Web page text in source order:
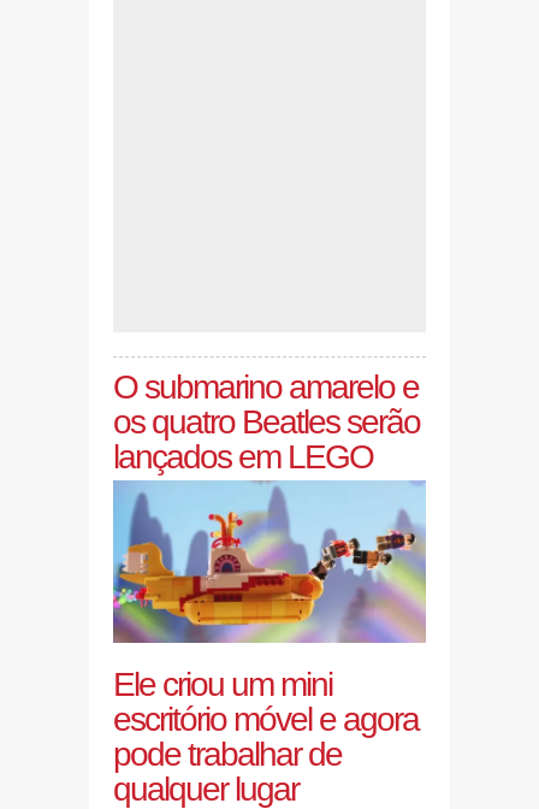
O submarino amarelo e
os quatro Beatles serão
lançados em LEGO
Ele criou um mini
escritório móvel e agora
pode trabalhar de
qualquer lugar